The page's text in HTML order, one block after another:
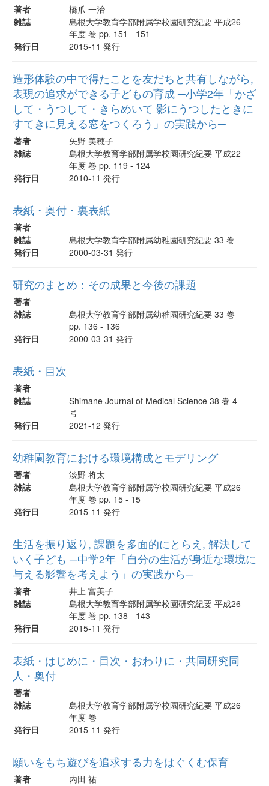
著者
橋爪 一治
雑誌
島根大学教育学部附属学校園研究紀要 平成26
年度 巻 pp. 151 - 151
発行日
2015-11 発行
造形体験の中で得たことを友だちと共有しながら,
表現の追求ができる子どもの育成 ─小学2年「かざ
して・うつして・きらめいて 影にうつしたときに
すてきに見える窓をつくろう」の実践から─
著者
矢野 美穂子
雑誌
島根大学教育学部附属学校園研究紀要 平成22
年度 巻 pp. 119 - 124
発行日
2010-11 発行
表紙・奥付・裏表紙
著者
雑誌
島根大学教育学部附属幼稚園研究紀要 33 巻
発行日
2000-03-31 発行
研究のまとめ：その成果と今後の課題
著者
雑誌
島根大学教育学部附属幼稚園研究紀要 33 巻
pp. 136 - 136
発行日
2000-03-31 発行
表紙・目次
著者
雑誌
Shimane Journal of Medical Science 38 巻 4
号
発行日
2021-12 発行
幼稚園教育における環境構成とモデリング
著者
淡野 将太
雑誌
島根大学教育学部附属学校園研究紀要 平成26
年度 巻 pp. 15 - 15
発行日
2015-11 発行
生活を振り返り, 課題を多面的にとらえ, 解決して
いく子ども ─中学2年「自分の生活が身近な環境に
与える影響を考えよう」の実践から─
著者
井上 富美子
雑誌
島根大学教育学部附属学校園研究紀要 平成26
年度 巻 pp. 138 - 143
発行日
2015-11 発行
表紙・はじめに・目次・おわりに・共同研究同
人・奥付
著者
雑誌
島根大学教育学部附属学校園研究紀要 平成26
年度 巻
発行日
2015-11 発行
願いをもち遊びを追求する力をはぐくむ保育
著者
内田 祐